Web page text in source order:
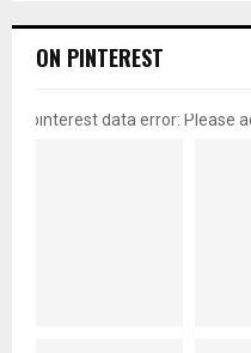
ON PINTEREST
pinterest data error: Please